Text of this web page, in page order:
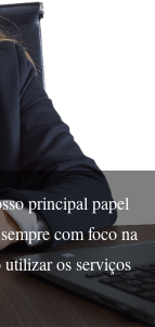
principal papel
com foco na
utilizar os serviços